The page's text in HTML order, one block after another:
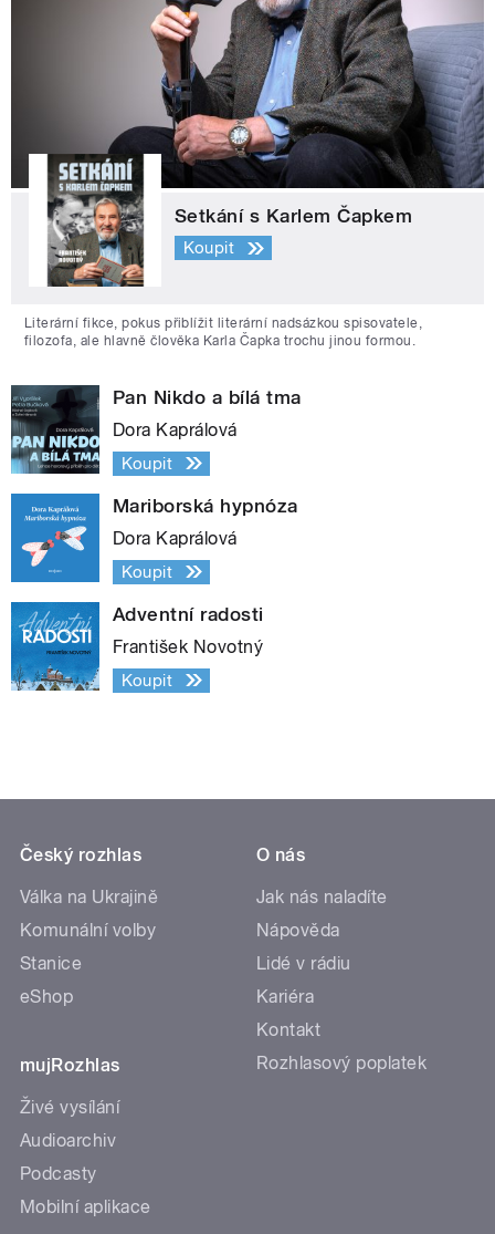
Setkání s Karlem Čapkem
Koupit
Literární fikce, pokus přiblížit literární nadsázkou spisovatele,
filozofa, ale hlavně člověka Karla Čapka trochu jinou formou.
Pan Nikdo a bílá tma
Dora Kaprálová
Koupit
Mariborská hypnóza
Dora Kaprálová
Koupit
Adventní radosti
František Novotný
Koupit
Český rozhlas
Válka na Ukrajině
Komunální volby
Stanice
eShop
mujRozhlas
Živé vysílání
Audioarchiv
Podcasty
Mobilní aplikace
O nás
Jak nás naladíte
Nápověda
Lidé v rádiu
Kariéra
Kontakt
Rozhlasový poplatek